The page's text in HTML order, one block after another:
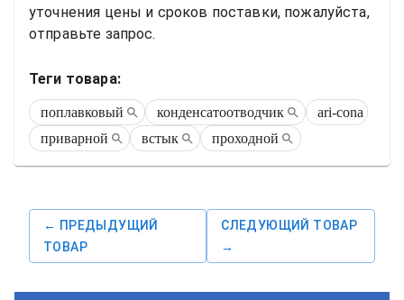
уточнения цены и сроков поставки, пожалуйста,
отправьте запрос.
Теги товара:
поплавковый конденсатоотводчик
ari-cona
приварной
встык проходной
← ПРЕДЫДУЩИЙ
ТОВАР
СЛЕДУЮЩИЙ ТОВАР
→